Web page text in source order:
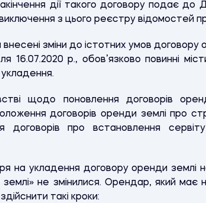
дії такого договору подає
з цього реєстру відомостей
зміни до істотних умов
16.07.2020 р., обов’язково повинні
щодо поновлення договорів
договорів оренди землі про
договорів про встановлення
на укладення договору оренди землі
не змінилися. Орендар, який має
такі кроки: